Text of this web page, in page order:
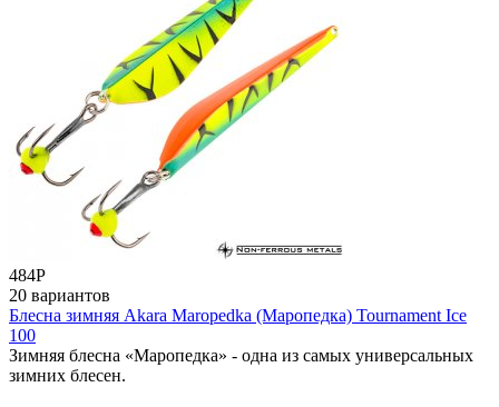
484Р
20 вариантов
Блесна зимняя Akara Maropedka (Маропедка) Tournament Ice
100
Зимняя блесна «Маропедка» - одна из самых универсальных
зимних блесен.